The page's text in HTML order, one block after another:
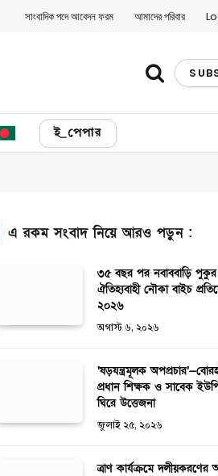
সাংবাদিক পদে আবেদন ফরম আমাদের পরিবার
ই_পেপার
এ রকম সংবাদ নিয়ে আরও পড়ুন :
৩৫ বছর পর নবাববাড়ি পুকুর
ঐতিহ্যবাহী নৌকা বাইচ
২০২৬
অগাস্ট ৬, ২০২৬
‘ষড়যন্ত্রমূলক
প্রধান শিক্ষক ও সাবেক
ঘিরে উত্তেজনা
জুলাই ২৫, ২০২৬
ত্রাণ কার্যক্রমে দলীয়করণের